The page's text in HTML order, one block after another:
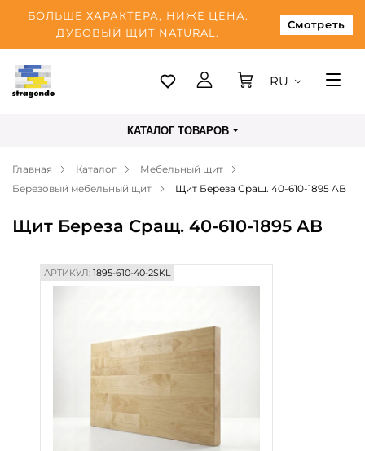
БОЛЬШЕ ХАРАКТЕРА, НИЖЕ ЦЕНА.
ДУБОВЫЙ ЩИТ NATURAL.
Смотреть
Таллинн
Оплата
Блог
Контакты
RU
КАТАЛОГ ТОВАРОВ
Главная Каталог
Мебельный щит
Березовый мебельный щит
Щит Береза Сращ. 40-610-1895 AB
Щит Береза Сращ. 40-610-1895 AB
АРТИКУЛ:1895-610-40-2SKL